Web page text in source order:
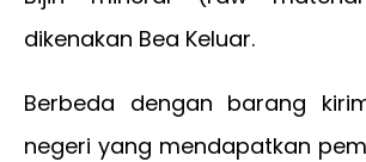
dikenakan Bea Keluar.
Berbeda dengan barang
negeri yang mendapatkan